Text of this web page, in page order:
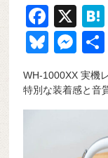
F
a
c
e
b
X
Bl
e
sk
M
e
ss
e
WH-1000XX 実機
特別な装着感と音